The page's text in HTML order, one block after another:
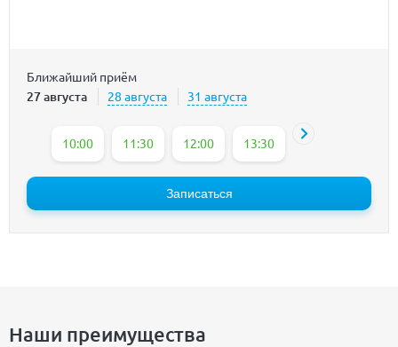
Ближайший приём
27 августа 28 августа 31 августа
10:00 11:30 12:00 13:30 14:00
Записаться
Наши преимущества